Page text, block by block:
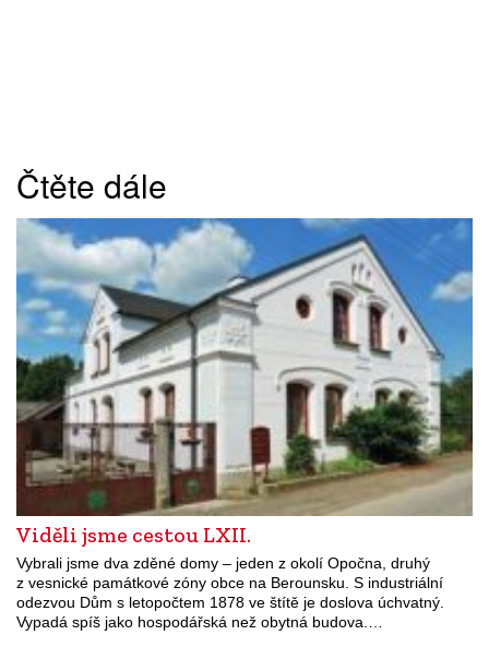
Čtěte dále
Viděli jsme cestou LXII.
Vybrali jsme dva zděné domy – jeden z okolí Opočna, druhý
z vesnické památkové zóny obce na Berounsku. S industriální
odezvou Dům s letopočtem 1878 ve štítě je doslova úchvatný.
Vypadá spíš jako hospodářská než obytná budova.…